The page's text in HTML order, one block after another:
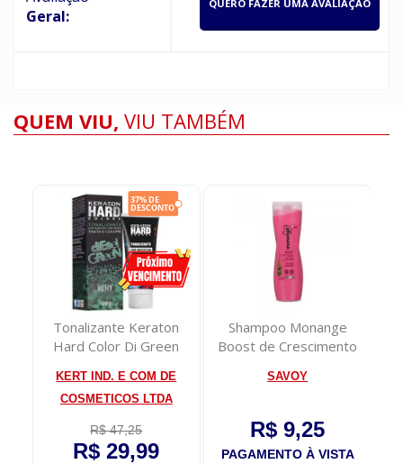
Geral:
QUERO FAZER UMA AVALIAÇÃO
QUEM VIU, VIU TAMBÉM
Tonalizante Keraton
Hard Color Di Green
KERT IND. E COM DE
COSMETICOS LTDA
R$ 47,25
R$ 29,99
Shampoo Monange
Boost de Crescimento
SAVOY
R$ 9,25
PAGAMENTO À VISTA